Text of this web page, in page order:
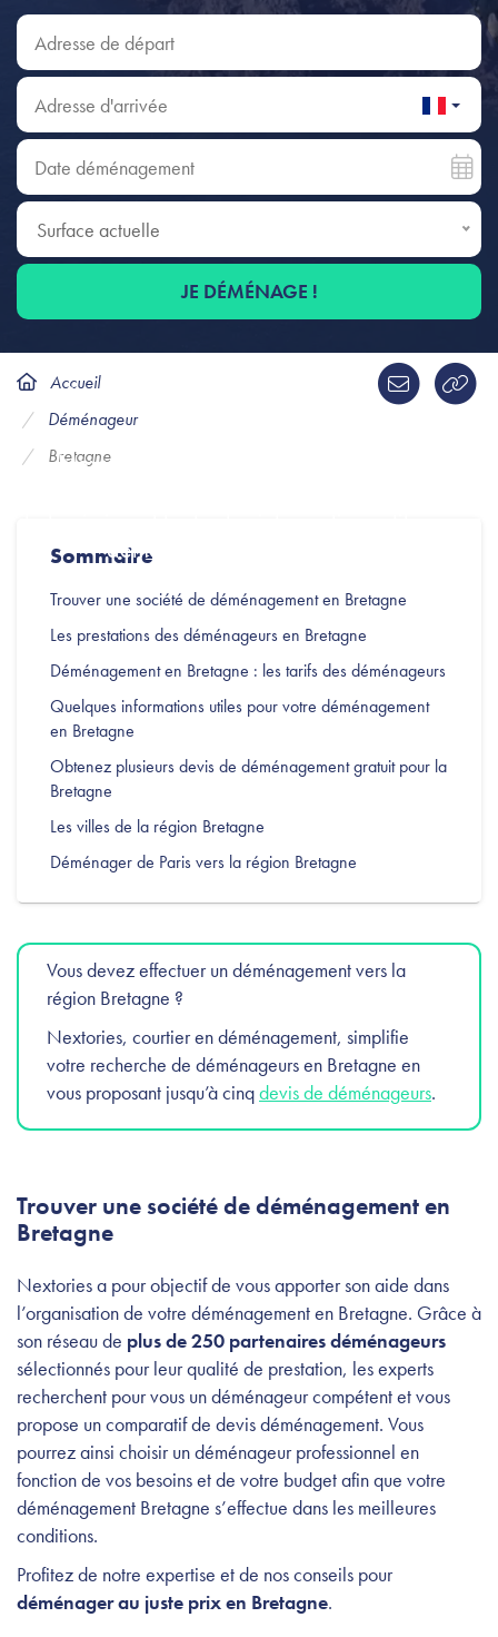
Déménagement en Bretagne
Nextories vous accompagne partout en
déménager en toute sérénité.
Adresse de départ
Adresse d'arrivée
Date déménagement
Surface actuelle
Surface actuelle
JE DÉMÉNAGE !
Accueil
Déménageur
Bretagne
Sommaire
Trouver une société de déménagement en Bretagne
Les prestations des déménageurs en Bretagne
Déménagement en Bretagne : les tarifs des déménageurs
Quelques informations utiles pour votre déménagement
en Bretagne
Obtenez plusieurs devis de déménagement gratuit pour la
Bretagne
Les villes de la région Bretagne
Déménager de Paris vers la région Bretagne
Vous devez effectuer un déménagement vers la
région Bretagne ?
Nextories, courtier en déménagement, simplifie
votre recherche de déménageurs en Bretagne en
vous proposant jusqu’à cinqdevis de déménageurs.
Trouver une société de déménagement en
Bretagne
Nextories a pour objectif de vous apporter son aide dans
l’organisation de votre déménagement en Bretagne. Grâce à
son réseau de plus de 250 partenaires déménageurs
sélectionnés pour leur qualité de prestation, les experts
recherchent pour vous un déménageur compétent et vous
propose un comparatif de devis déménagement. Vous
pourrez ainsi choisir un déménageur professionnel en
fonction de vos besoins et de votre budget afin que votre
déménagement Bretagne s’effectue dans les meilleures
conditions.
Profitez de notre expertise et de nos conseils pour
déménager au juste prix en Bretagne.